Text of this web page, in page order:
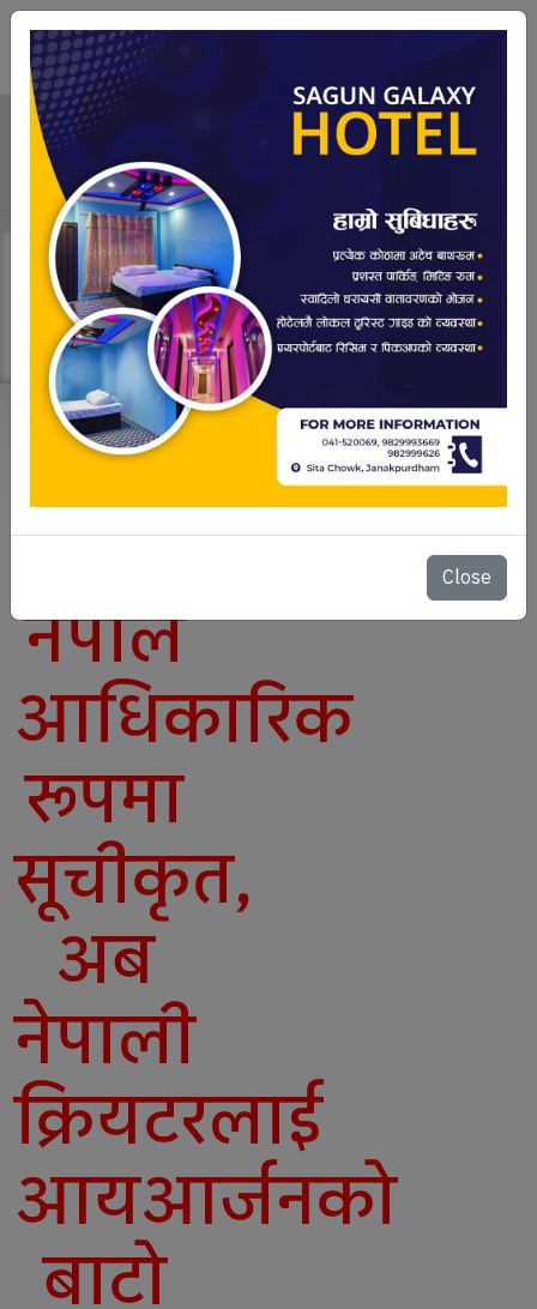
२१ श्रावण
२०८३,Thursday
05:58:07 PM
Close
फेसबुक
मनिटाइजेसनमा
नेपाल
आधिकारिक
रूपमा
सूचीकृत,
अब
नेपाली
क्रियटरलाई
आयआर्जनको
बाटो